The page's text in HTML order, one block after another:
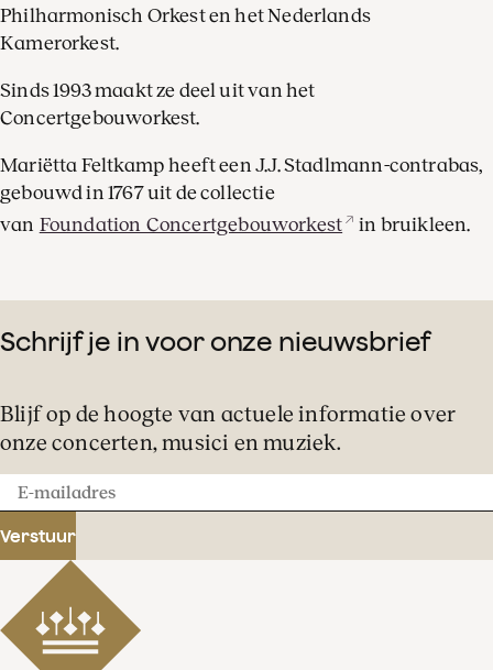
Philharmonisch Orkest en het Nederlands
Kamerorkest.
Sinds 1993 maakt ze deel uit van het
Concertgebouworkest.
Mariëtta Feltkamp heeft een J.J. Stadlmann-contrabas,
gebouwd in 1767 uit de collectie
van Foundation Concertgebouworkest in bruikleen.
Schrijf je in voor onze nieuwsbrief
Blijf op de hoogte van actuele informatie over
onze concerten, musici en muziek.
E-
mailadres
Verstuur